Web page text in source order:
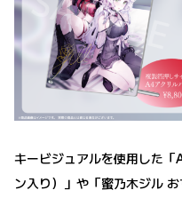
キービジュアルを使用した
ン入り）」や「蜜乃木ジル